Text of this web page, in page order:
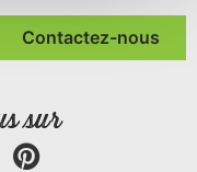
Contactez-nous
sur